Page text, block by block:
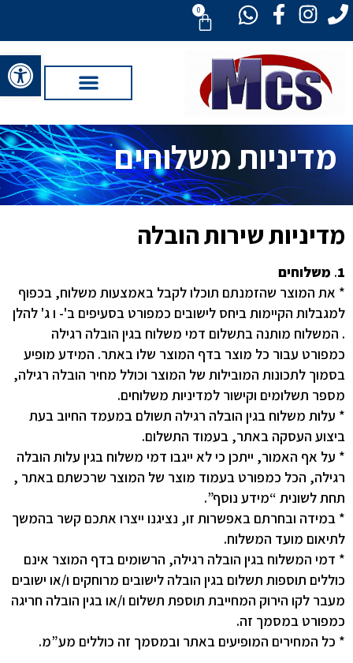
פתח
0
מדיניות משלוחים
מדיניות שירות הובלה
1
. משלוחים
* את המוצר שהזמנתם תוכלו לקבל באמצעות משלוח, בכפוף
למגבלות הקיימות ביחס לישובים כמפורט בסעיפים ב'- ו ג' להלן
. המשלוח מותנה בתשלום דמי משלוח בגין הובלה רגילה
כמפורט עבור כל מוצר בדף המוצר שלו באתר. המידע מופיע
בסמוך לתכונות המובילות של המוצר וכולל מחיר הובלה רגילה,
מספר תשלומים וקישור למדיניות משלוחים.
* עלות משלוח בגין הובלה רגילה תשולם במעמד החיוב בעת
ביצוע העסקה באתר, בעמוד התשלום.
* על אף האמור, ייתכן כי לא ייגבו דמי משלוח בגין עלות הובלה
רגילה, הכל כמפורט בעמוד מוצר של המוצר שרכשתם באתר ,
תחת לשונית “מידע נוסף”.
* במידה ובחרתם באפשרות זו, נציגנו ייצרו אתכם קשר בהמשך
לתיאום מועד המשלוח.
* דמי המשלוח בגין הובלה רגילה, הרשומים בדף המוצר אינם
כוללים תוספות תשלום בגין הובלה לישובים מרוחקים ו/או ישובים
מעבר לקו הירוק המחייבת תוספת תשלום ו/או בגין הובלה חריגה
כמפורט במסמך זה.
* כל המחירים המופיעים באתר ובמסמך זה כוללים מע”מ.